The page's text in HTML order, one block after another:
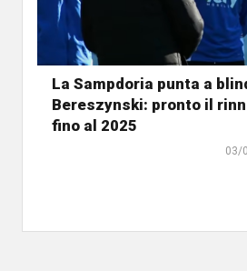
La Sampdoria punta a
Bereszynski: pronto il
fino al 2025
03/